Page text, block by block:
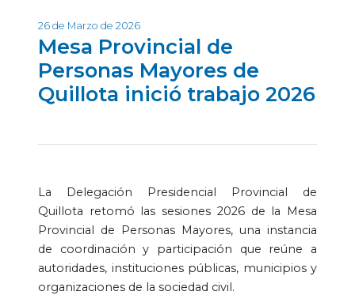
26 de Marzo de 2026
Mesa Provincial de
Personas Mayores de
Quillota inició trabajo 2026
La Delegación Presidencial Provincial de
Quillota retomó las sesiones 2026 de la Mesa
Provincial de Personas Mayores, una instancia
de coordinación y participación que reúne a
autoridades, instituciones públicas, municipios y
organizaciones de la sociedad civil.